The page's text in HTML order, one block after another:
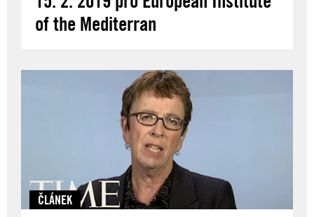
of the Mediterran
ČLÁNEK